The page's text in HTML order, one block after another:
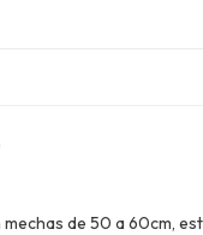
mechas de 50 a 60cm,